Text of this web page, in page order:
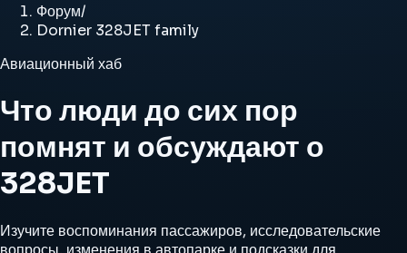
Форум/
Dornier 328JET family
Авиационный хаб
Что люди до сих пор
помнят и обсуждают о
328JET
Изучите воспоминания пассажиров, исследовательские